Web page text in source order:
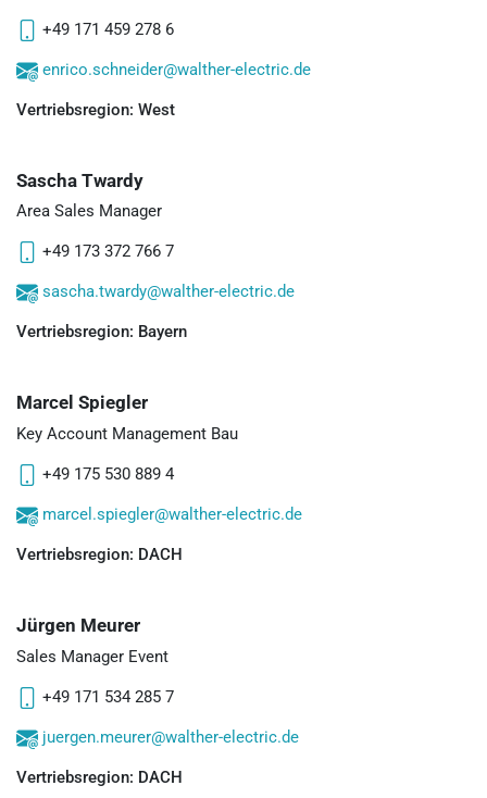
+49 171 459 278 6
enrico.schneider@walther-electric.de
Vertriebsregion: West
Sascha Twardy
Area Sales Manager
+49 173 372 766 7
sascha.twardy@walther-electric.de
Vertriebsregion: Bayern
Marcel Spiegler
Key Account Management Bau
+49 175 530 889 4
marcel.spiegler@walther-electric.de
Vertriebsregion: DACH
Jürgen Meurer
Sales Manager Event
+49 171 534 285 7
juergen.meurer@walther-electric.de
Vertriebsregion: DACH